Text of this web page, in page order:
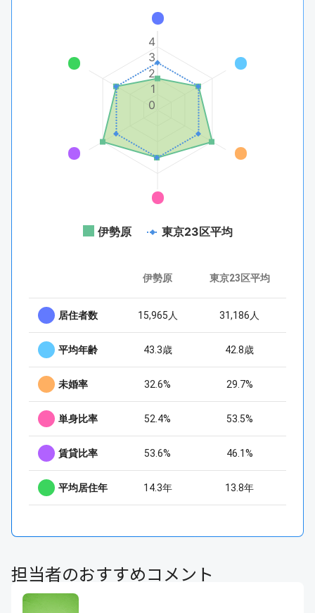
伊勢原 東京23区平均
0
1
2
3
4
伊勢原 東京23区平均
居住者数 15,965人 31,186人
平均年齢 43.3歳 42.8歳
未婚率 32.6% 29.7%
単身比率 52.4% 53.5%
賃貸比率 53.6% 46.1%
平均居住年 14.3年 13.8年
担当者のおすすめコメント